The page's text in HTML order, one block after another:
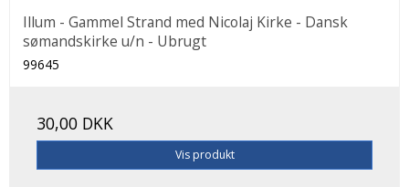
Illum - Gammel Strand med Nicolaj Kirke - Dansk
sømandskirke u/n - Ubrugt
99645
30,00 DKK
Vis produkt